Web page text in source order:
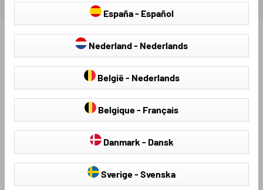
Scopri altri prodotti per il tuo veicolo:
España - Español
Nederland - Nederlands
België - Nederlands
Belgique - Français
Danmark - Dansk
Sverige - Svenska